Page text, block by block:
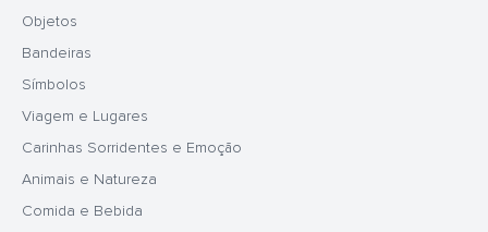
Objetos
Bandeiras
Símbolos
Viagem e Lugares
Carinhas Sorridentes e Emoção
Animais e Natureza
Comida e Bebida